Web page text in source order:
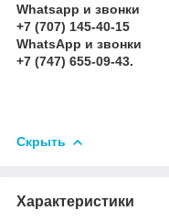
Whatsapp и звонки
+7 (707) 145-40-15
WhatsApp и звонки
+7 (747) 655-09-43.
Скрыть
Характеристики